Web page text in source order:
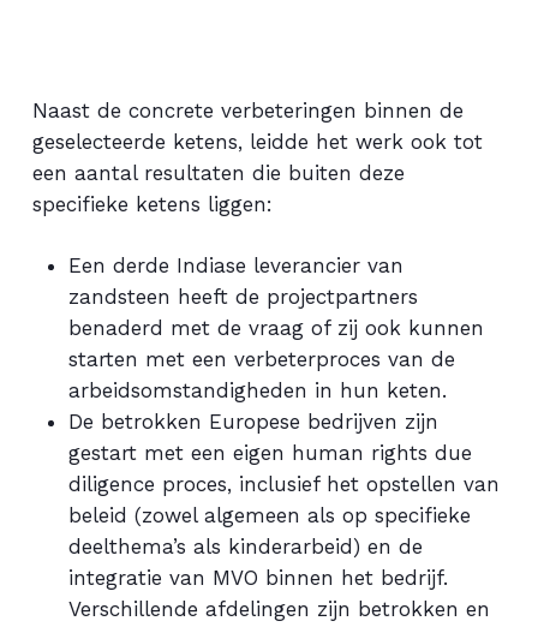
Naast de concrete verbeteringen binnen de
geselecteerde ketens, leidde het werk ook tot
een aantal resultaten die buiten deze
specifieke ketens liggen:
Een derde Indiase leverancier van
zandsteen heeft de projectpartners
benaderd met de vraag of zij ook kunnen
starten met een verbeterproces van de
arbeidsomstandigheden in hun keten.
De betrokken Europese bedrijven zijn
gestart met een eigen human rights due
diligence proces, inclusief het opstellen van
beleid (zowel algemeen als op specifieke
deelthema’s als kinderarbeid) en de
integratie van MVO binnen het bedrijf.
Verschillende afdelingen zijn betrokken en